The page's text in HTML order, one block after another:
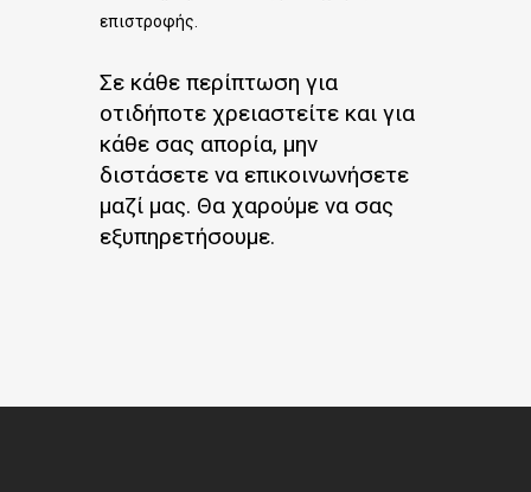
επιστροφής.
Σε κάθε περίπτωση για
οτιδήποτε χρειαστείτε και για
κάθε σας απορία, μην
διστάσετε να επικοινωνήσετε
μαζί μας. Θα χαρούμε να σας
εξυπηρετήσουμε.